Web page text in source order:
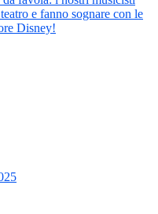
e fanno sognare con le
Disney!